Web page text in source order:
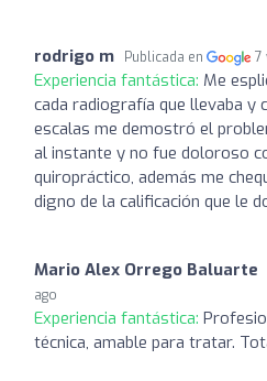
rodrigo m Publicada en 7
Experiencia fantástica: Me
cada radiografía que llevaba y
escalas me demostró el
al instante y no fue doloroso
quiropráctico, además me
digno de la calificación que le
Mario Alex Orrego Baluarte
ago
Experiencia fantástica:
técnica, amable para tratar.